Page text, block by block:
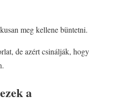
meg kellene büntetni.
de azért csinálják, hogy
a